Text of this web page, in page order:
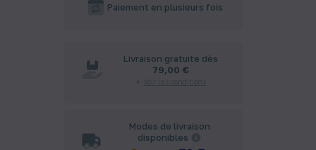
Paiement en plusieurs fois
Livraison gratuite dès
79,00 €
Modes de livraison
disponibles